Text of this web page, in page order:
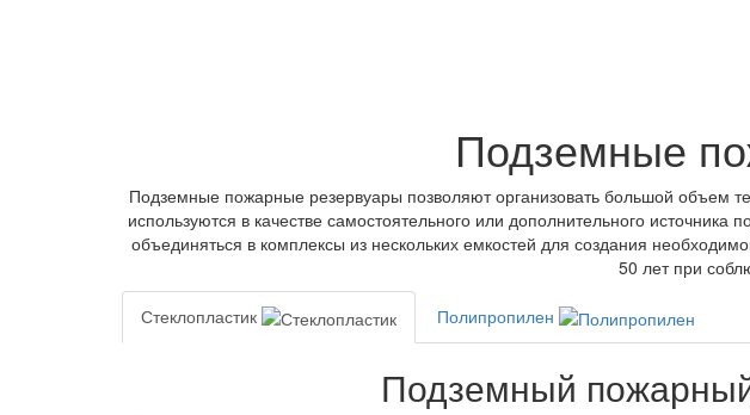
Подземные
Подземные пожарные резервуары позволяют организовать большой объем
используются в качестве самостоятельного или дополнительного
объединяться в комплексы из нескольких емкостей для создания
50 лет при
Стеклопластик Полипропилен
Подземный